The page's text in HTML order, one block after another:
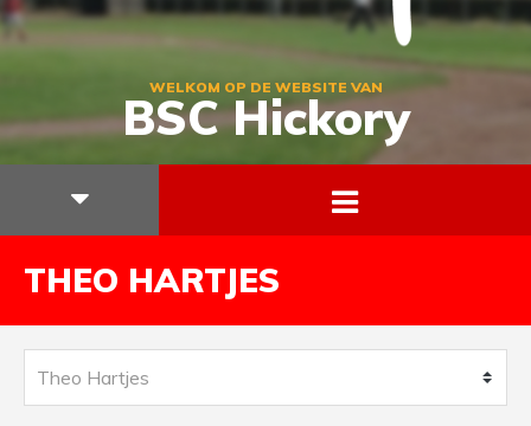
WELKOM OP DE WEBSITE VAN
BSC Hickory
THEO HARTJES